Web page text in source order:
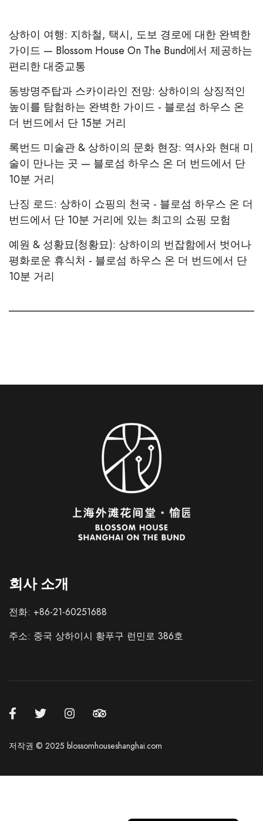
상하이 여행: 지하철, 택시, 도보 경로에 대한 완벽한
가이드 — Blossom House On The Bund에서 제공하는
편리한 대중교통
동방명주탑과 스카이라인 전망: 상하이의 상징적인
높이를 탐험하는 완벽한 가이드 - 블로섬 하우스 온
더 번드에서 단 15분 거리
록번드 미술관 & 상하이의 문화 현장: 역사와 현대 미
술이 만나는 곳 — 블로섬 하우스 온 더 번드에서 단
10분 거리
난징 로드: 상하이 쇼핑의 천국 - 블로섬 하우스 온 더
번드에서 단 10분 거리에 있는 최고의 쇼핑 모험
예원 & 성황묘(청황묘): 상하이의 번잡함에서 벗어나
평화로운 휴식처 - 블로섬 하우스 온 더 번드에서 단
10분 거리
회사 소개
전화: +86-21-60251688
주소: 중국 상하이시 황푸구 런민로 386호
저작권 © 2025 blossomhouseshanghai.com
Chinese (Hong Kong)